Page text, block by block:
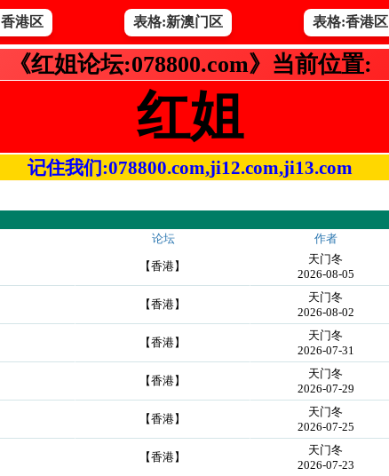
港区 表格:新澳门区 表格:香港区
《红姐论坛:078800.com》当前位置:
红姐
记住我们:078800.com,ji12.com,ji13.com
论坛 作者
【香港】
天门冬
2026-08-05
【香港】
天门冬
2026-08-02
【香港】
天门冬
2026-07-31
【香港】
天门冬
2026-07-29
【香港】
天门冬
2026-07-25
【香港】
天门冬
2026-07-23